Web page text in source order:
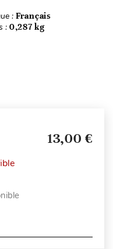
: Français
: 0,287 kg
13,00 €